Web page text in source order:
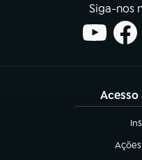
Siga-nos
(abre